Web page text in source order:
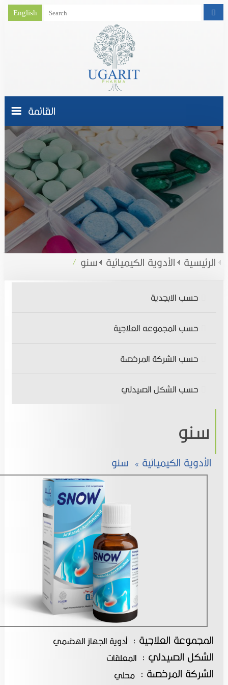
English
القائمة
الصفحة الرئيسية
من نحـــن
نشاط الشركة
المتممات الغذائية,المستحضرات الصحية والتجميليةالتوظيف
تواصل معنا
اتصل بنـا
الرئيسية الأدوية الكيميائية سنو
حسب الابجدية
حسب المجموعه العلاجية
حسب الشركة المرخصة
حسب الشكل الصيدلي
سنو
الأدوية الكيميائية » سنو
المجموعة العلاجية : أدوية الجهاز الهضمي
الشكل الصيدلي : المعلقات
الشركة المرخصة : محلي